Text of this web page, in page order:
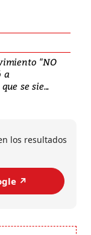
"NO
a
se sie...
los resultados
↗️